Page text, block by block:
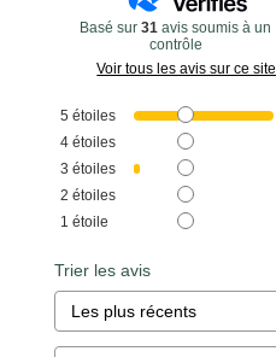
Basé sur31 avis soumis à un
contrôle
Voir tous les avis sur ce site
5 étoiles
4 étoiles
3 étoiles
2 étoiles
1 étoile
Trier les avis